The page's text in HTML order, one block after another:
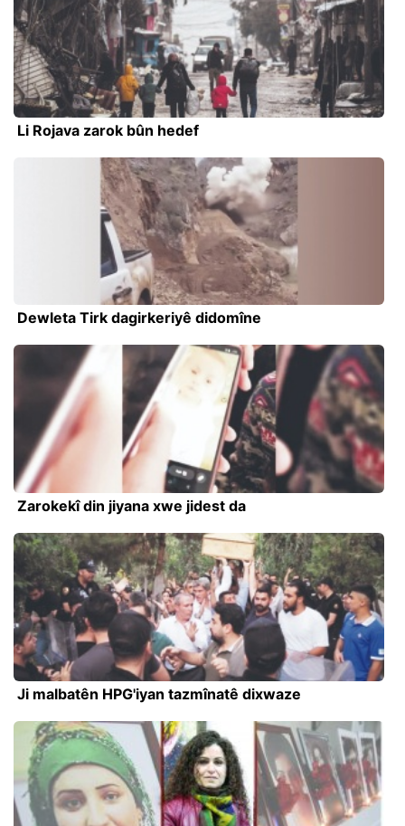
Li Rojava zarok bûn hedef
Dewleta Tirk dagirkeriyê didomîne
Zarokekî din jiyana xwe jidest da
Ji malbatên HPG'iyan tazmînatê dixwaze